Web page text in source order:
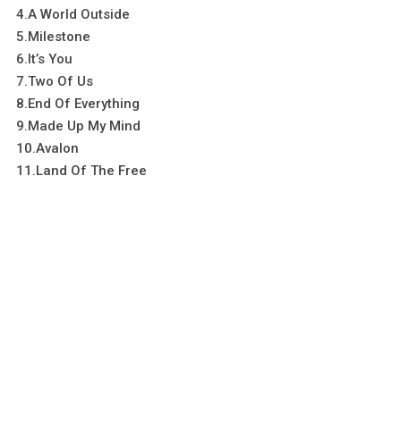
4.A World Outside
5.Milestone
6.It’s You
7.Two Of Us
8.End Of Everything
9.Made Up My Mind
10.Avalon
11.Land Of The Free